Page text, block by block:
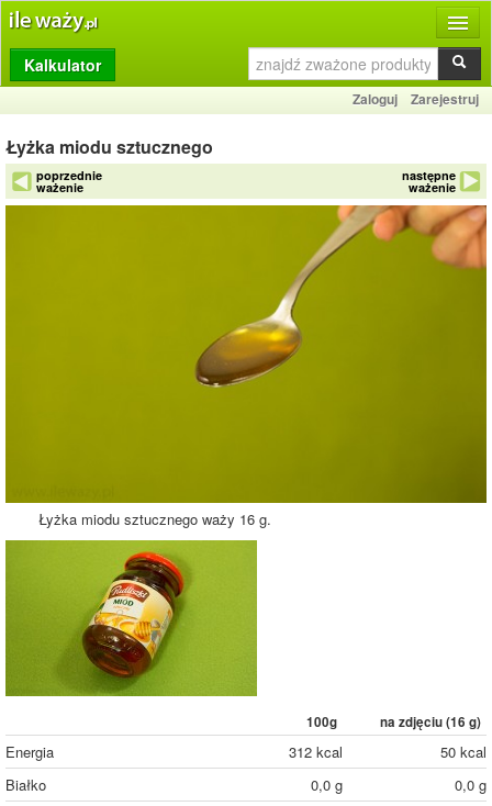
Produkty
Dziennik
Przelicznik
Porównywarka
Kalkulator
Zaloguj Zarejestruj
Łyżka miodu sztucznego
poprzednie
ważenie
następne
ważenie
Łyżka miodu sztucznego waży 16 g.
100g na zdjęciu (16 g)
Energia 312 kcal
50 kcal
Białko
0,0 g
0,0 g